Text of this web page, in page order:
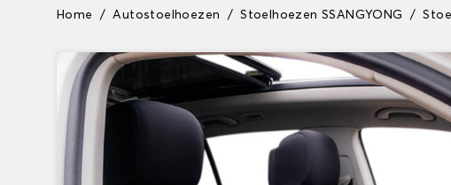
Home Autostoelhoezen Stoelhoezen SSANGYONG